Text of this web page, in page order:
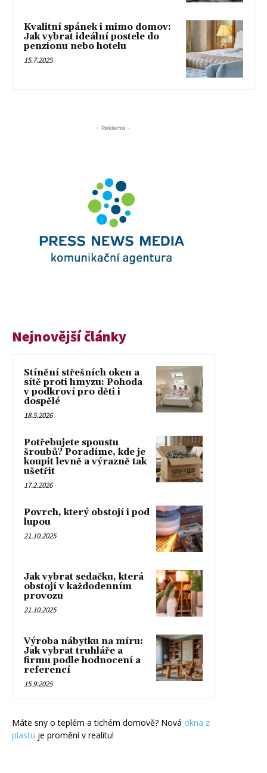
Kvalitní spánek i mimo domov:
Jak vybrat ideální postele do
penzionu nebo hotelu
15.7.2025
- Reklama -
Nejnovější články
Stínění střešních oken a
sítě proti hmyzu: Pohoda
v podkroví pro děti i
dospělé
18.5.2026
Potřebujete spoustu
šroubů? Poradíme, kde je
koupit levně a výrazně tak
ušetřit
17.2.2026
Povrch, který obstojí i pod
lupou
21.10.2025
Jak vybrat sedačku, která
obstojí v každodenním
provozu
21.10.2025
Výroba nábytku na míru:
Jak vybrat truhláře a
firmu podle hodnocení a
referencí
15.9.2025
Máte sny o teplém a tichém domově? Nová okna z
plastu je promění v realitu!